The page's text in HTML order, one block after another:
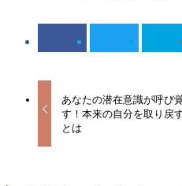
あなたの潜在意識が呼び
す！本来の自分を取り戻
とは